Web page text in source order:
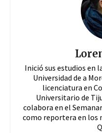
Inició sus estudios en
Universidad de a
licenciatura en
Universitario de
colabora en el
como reportera en los